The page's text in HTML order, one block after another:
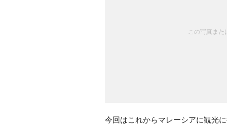
この写真ま
今回はこれからマレーシアに観光